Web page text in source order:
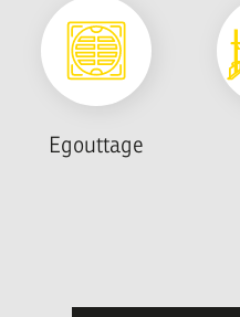
Egouttage